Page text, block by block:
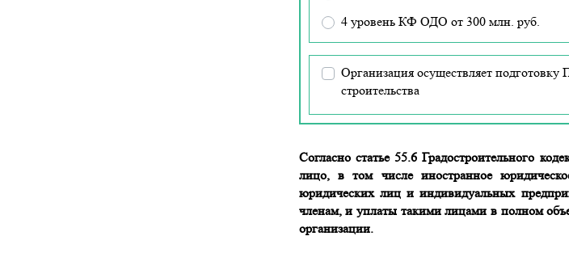
4 уровень КФ ОДО от 300 млн. руб.
Организация осуществляет
строительства
Согласно статье 55.6 Градостроительного
лицо, в том числе иностранное
юридических лиц и индивидуальных
членам, и уплаты такими лицами в полном
организации.